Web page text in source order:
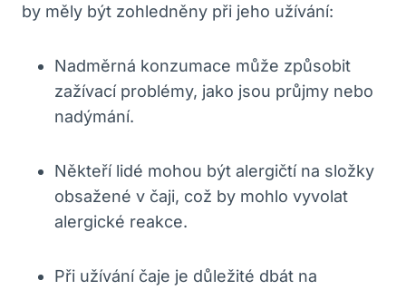
by měly být zohledněny při jeho užívání:
Nadměrná konzumace může způsobit
zažívací problémy, jako jsou průjmy nebo
nadýmání.
Někteří lidé mohou být alergičtí na složky
obsažené v čaji, což by mohlo vyvolat
alergické reakce.
Při užívání čaje je důležité dbát na